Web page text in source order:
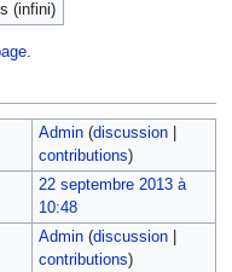
(infini)
Admin (discussion|
contributions)
22 septembre 2013 à
10:48
Admin (discussion|
contributions)